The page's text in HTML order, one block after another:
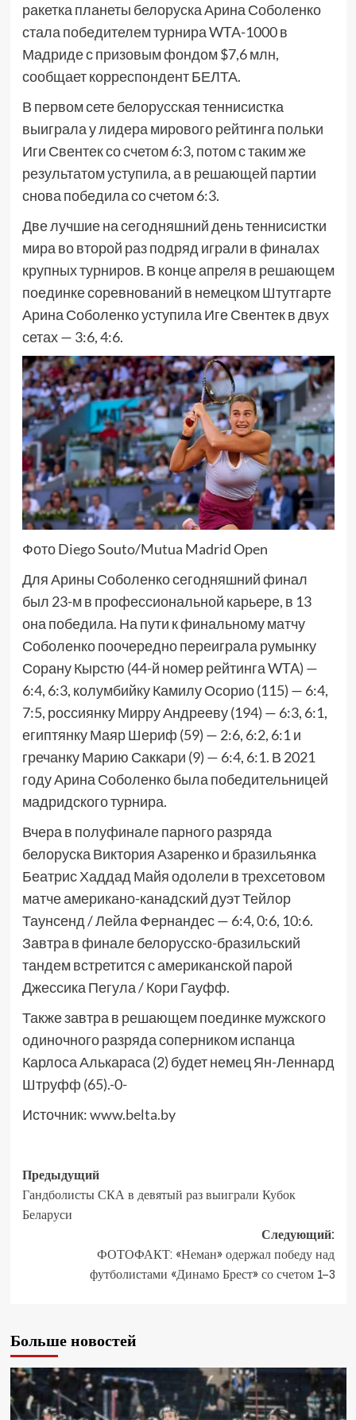
ракетка планеты белоруска Арина Соболенко
стала победителем турнира WTA-1000 в
Мадриде с призовым фондом $7,6 млн,
сообщает корреспондент БЕЛТА.
В первом сете белорусская теннисистка
выиграла у лидера мирового рейтинга польки
Иги Свентек со счетом 6:3, потом с таким же
результатом уступила, а в решающей партии
снова победила со счетом 6:3.
Две лучшие на сегодняшний день теннисистки
мира во второй раз подряд играли в финалах
крупных турниров. В конце апреля в решающем
поединке соревнований в немецком Штутгарте
Арина Соболенко уступила Иге Свентек в двух
сетах — 3:6, 4:6.
Фото Diego Souto/Mutua Madrid Open
Для Арины Соболенко сегодняшний финал
был 23-м в профессиональной карьере, в 13
она победила. На пути к финальному матчу
Соболенко поочередно переиграла румынку
Сорану Кырстю (44-й номер рейтинга WTA) —
6:4, 6:3, колумбийку Камилу Осорио (115) — 6:4,
7:5, россиянку Мирру Андрееву (194) — 6:3, 6:1,
египтянку Маяр Шериф (59) — 2:6, 6:2, 6:1 и
гречанку Марию Саккари (9) — 6:4, 6:1. В 2021
году Арина Соболенко была победительницей
мадридского турнира.
Вчера в полуфинале парного разряда
белоруска Виктория Азаренко и бразильянка
Беатрис Хаддад Майя одолели в трехсетовом
матче американо-канадский дуэт Тейлор
Таунсенд / Лейла Фернандес — 6:4, 0:6, 10:6.
Завтра в финале белорусско-бразильский
тандем встретится с американской парой
Джессика Пегула / Кори Гауфф.
Также завтра в решающем поединке мужского
одиночного разряда соперником испанца
Карлоса Алькараса (2) будет немец Ян-Леннард
Штруфф (65).-0-
Источник:www.belta.by
Предыдущий
Гандболисты СКА в девятый раз выиграли Кубок
Беларуси
Следующий:
ФОТОФАКТ: «Неман» одержал победу над
футболистами «Динамо Брест» со счетом 1–3
Больше новостей